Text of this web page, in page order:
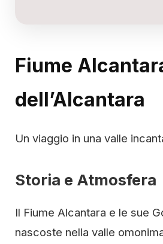
Fiume
dell’Alcantara
Un viaggio in una valle
Storia e Atmosfera
Il Fiume Alcantara e le sue
nascoste nella valle